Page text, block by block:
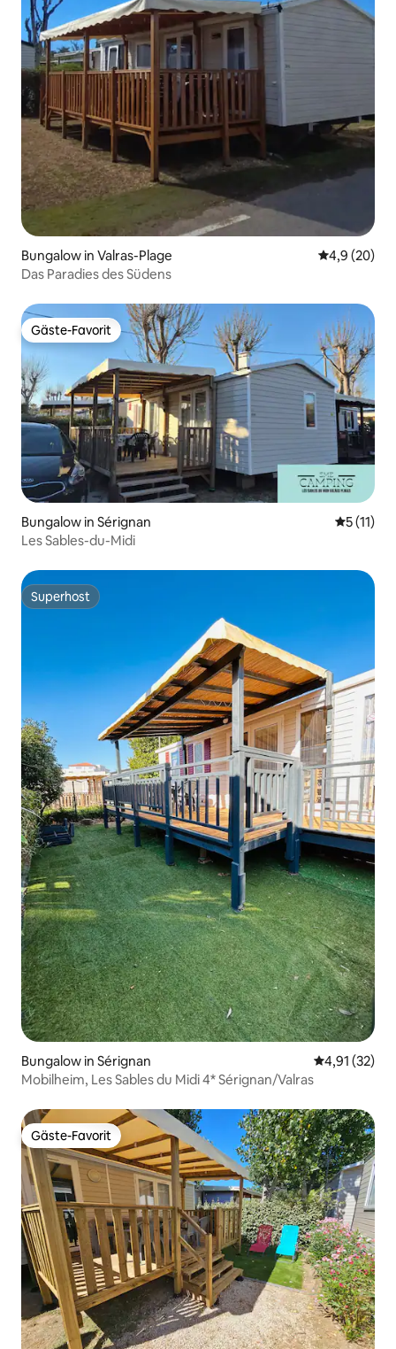
Bungalow in Valras-Plage
4,9 (20)
Das Paradies des Südens
Gäste-Favorit
Gäste-Favorit
Bungalow in Sérignan
5 (11)
Les Sables-du-Midi
Superhost
Superhost
Bungalow in Sérignan
4,91 (32)
Mobilheim, Les Sables du Midi 4* Sérignan/Valras
Gäste-Favorit
Gäste-Favorit